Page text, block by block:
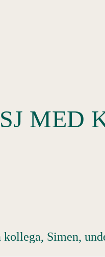
MED
Simen,